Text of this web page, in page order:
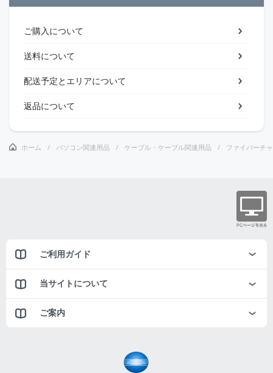
ご購入について
送料について
配送予定とエリアについて
返品について
ホーム パソコン関連用品 ケーブル・ケーブル関連用品 ファイバーチ
ご利用ガイド
当サイトについて
ご案内